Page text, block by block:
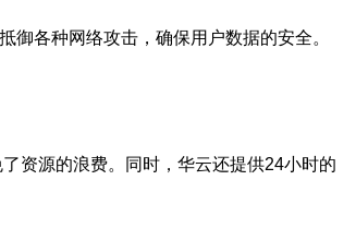
各种网络攻击，确保用户数据的安全。
资源的浪费。同时，华云还提供24小时的